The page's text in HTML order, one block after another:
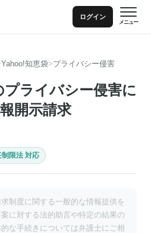
ログイン
メニュー
Yahoo!知恵袋 プライバシー侵害
ライバシー侵害に
開示請求
限法 対応
制度に関する一般的な情報提供を
に対する法的助言や特定の結果の
な手続きについては弁護士にご相